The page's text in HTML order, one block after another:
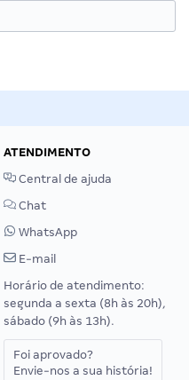
ATENDIMENTO
Central de ajuda
Chat
WhatsApp
E-mail
Horário de atendimento:
segunda a sexta (8h às 20h),
sábado (9h às 13h).
Foi aprovado?
Envie-nos a sua história!